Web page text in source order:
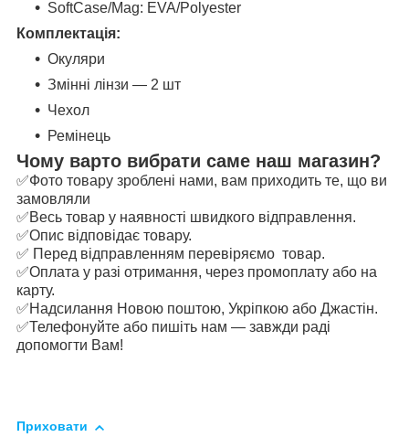
SoftCase/Mag: EVA/Polyester
Комплектація:
Окуляри
Змінні лінзи — 2 шт
Чехол
Ремінець
Чому варто вибрати саме наш магазин?
✅Фото товару зроблені нами, вам приходить те, що ви
замовляли
✅Весь товар у наявності швидкого відправлення.
✅Опис відповідає товару.
✅ Перед відправленням перевіряємо товар.
✅Оплата у разі отримання, через промоплату або на
карту.
✅Надсилання Новою поштою, Укріпкою або Джастін.
✅Телефонуйте або пишіть нам — завжди раді
допомогти Вам!
Приховати